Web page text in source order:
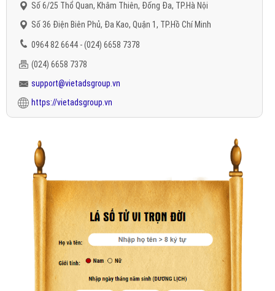
Số 6/25 Thổ Quan, Khâm Thiên, Đống Đa, TP.Hà Nội
Số 36 Điện Biên Phủ, Đa Kao, Quận 1, TP.Hồ Chí Minh
0964 82 6644 - (024) 6658 7378
(024) 6658 7378
support@vietadsgroup.vn
https://vietadsgroup.vn